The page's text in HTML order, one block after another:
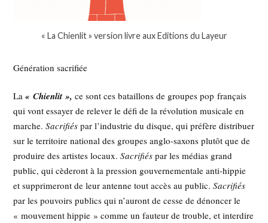
« La Chienlit » version livre aux Editions du Layeur
Génération sacrifiée
La« Chienlit »,ce sont ces bataillons de groupes pop français
qui vont essayer de relever le défi de la révolution musicale en
marche.Sacrifiéspar l’industrie du disque, qui préfère distribuer
sur le territoire national des groupes anglo-saxons plutôt que de
produire des artistes locaux.Sacrifiés par les médias grand
public, qui cèderont à la pression gouvernementale anti-hippie
et supprimeront de leur antenne tout accès au public.Sacrifiés
par les pouvoirs publics qui n’auront de cesse de dénoncer le
« mouvement hippie » comme un fauteur de trouble, et interdire